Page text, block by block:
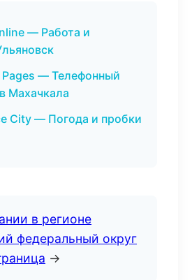
— Работа и
— Телефонный
Махачкала
City — Погода и пробки
в регионе
федеральный округ
→